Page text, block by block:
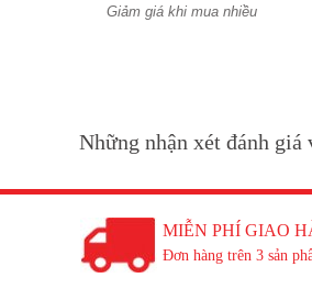
Giảm giá khi mua nhiều
Những nhận xét đánh giá
MIỄN PHÍ GIAO
Đơn hàng trên 3 sản